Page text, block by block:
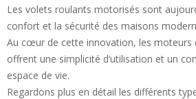
Les volets roulants motorisés sont
confort et la sécurité des maisons
Au cœur de cette innovation, les moteurs
offrent une simplicité d’utilisation et un
espace de vie.
Regardons plus en détail les différents